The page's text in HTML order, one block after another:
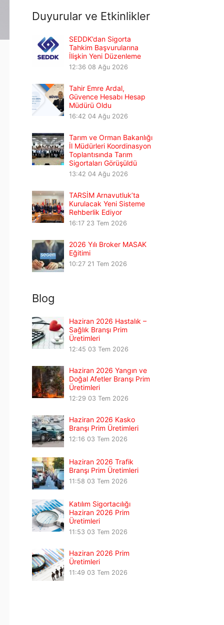
Duyurular ve Etkinlikler
SEDDK’dan Sigorta
Tahkim Başvurularına
İlişkin Yeni Düzenleme
12:36 08 Ağu 2026
Tahir Emre Ardal,
Güvence Hesabı Hesap
Müdürü Oldu
16:42 04 Ağu 2026
Tarım ve Orman Bakanlığı
İl Müdürleri Koordinasyon
Toplantısında Tarım
Sigortaları Görüşüldü
13:42 04 Ağu 2026
TARSİM Arnavutluk’ta
Kurulacak Yeni Sisteme
Rehberlik Ediyor
16:17 23 Tem 2026
2026 Yılı Broker MASAK
Eğitimi
10:27 21 Tem 2026
Blog
Haziran 2026 Hastalık –
Sağlık Branşı Prim
Üretimleri
12:45 03 Tem 2026
Haziran 2026 Yangın ve
Doğal Afetler Branşı Prim
Üretimleri
12:29 03 Tem 2026
Haziran 2026 Kasko
Branşı Prim Üretimleri
12:16 03 Tem 2026
Haziran 2026 Trafik
Branşı Prim Üretimleri
11:58 03 Tem 2026
Katılım Sigortacılığı
Haziran 2026 Prim
Üretimleri
11:53 03 Tem 2026
Haziran 2026 Prim
Üretimleri
11:49 03 Tem 2026